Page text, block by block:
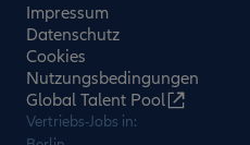
Impressum
Datenschutz
Cookies
Nutzungsbedingungen
Global Talent Pool
Vertriebs-Jobs in: